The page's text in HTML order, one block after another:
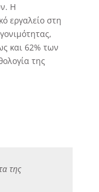
Η
εργαλείο στη
και 62% των
της
της